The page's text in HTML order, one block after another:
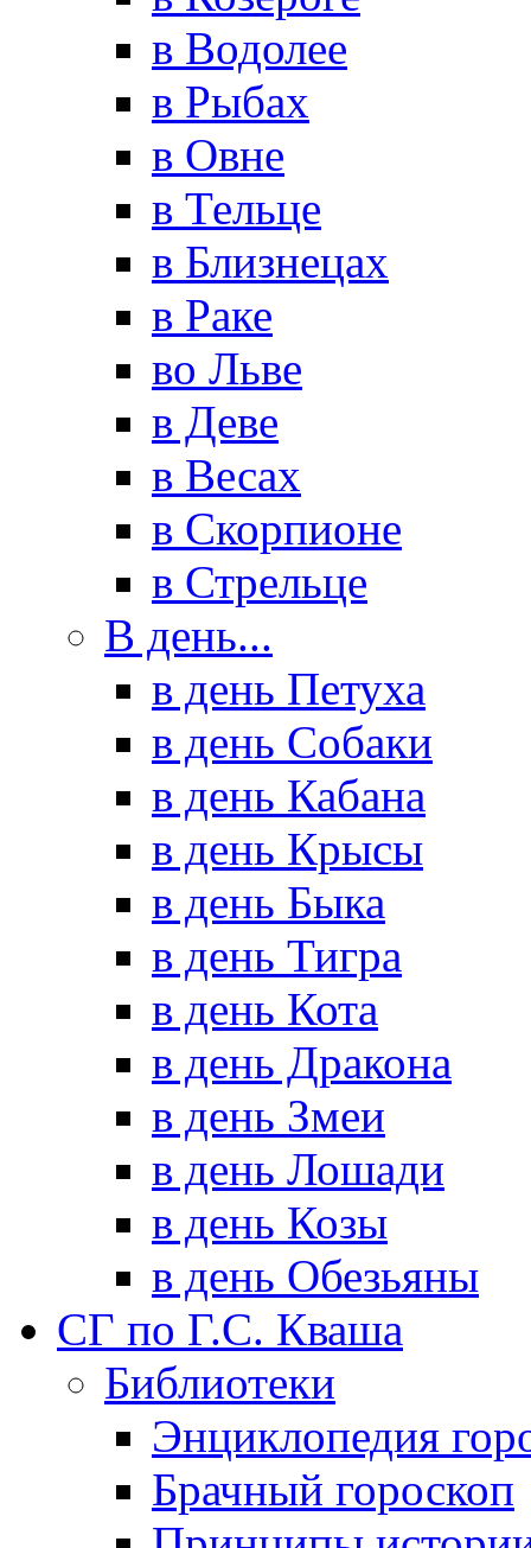
в Водолее
в Рыбах
в Овне
в Тельце
в Близнецах
в Раке
во Льве
в Деве
в Весах
в Скорпионе
в Стрельце
В день...
в день Петуха
в день Собаки
в день Кабана
в день Крысы
в день Быка
в день Тигра
в день Кота
в день Дракона
в день Змеи
в день Лошади
в день Козы
в день Обезьяны
СГ по Г.С. Кваша
Библиотеки
Энциклопедия
Брачный гороскоп